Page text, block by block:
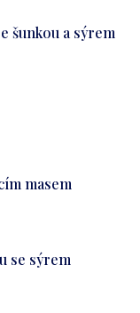
šunkou a sýrem
masem
se sýrem